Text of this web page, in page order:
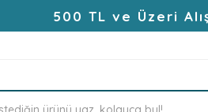
500 TL ve Üzeri